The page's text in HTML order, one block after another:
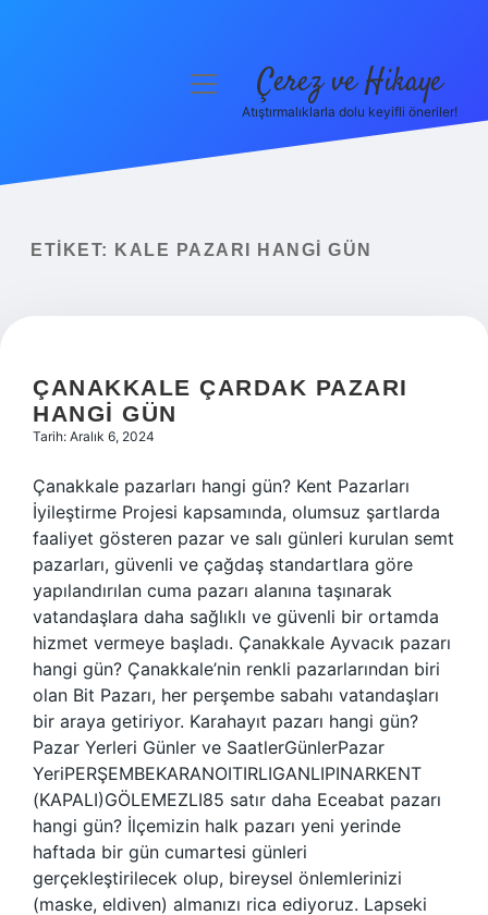
Yasal Uyarı
menüyü Çerez ve Hikaye
Atıştırmalıklarla dolu keyifli öneriler!
ETIKET: KALE PAZARI HANGI GÜN
ÇANAKKALE ÇARDAK PAZARI
HANGI GÜN
Tarih: Aralık 6, 2024
Çanakkale pazarları hangi gün? Kent Pazarları
İyileştirme Projesi kapsamında, olumsuz şartlarda
faaliyet gösteren pazar ve salı günleri kurulan semt
pazarları, güvenli ve çağdaş standartlara göre
yapılandırılan cuma pazarı alanına taşınarak
vatandaşlara daha sağlıklı ve güvenli bir ortamda
hizmet vermeye başladı. Çanakkale Ayvacık pazarı
hangi gün? Çanakkale’nin renkli pazarlarından biri
olan Bit Pazarı, her perşembe sabahı vatandaşları
bir araya getiriyor. Karahayıt pazarı hangi gün?
Pazar Yerleri Günler ve SaatlerGünlerPazar
YeriPERŞEMBEKARANOITIRLIGANLIPINARKENT
(KAPALI)GÖLEMEZLI85 satır daha Eceabat pazarı
hangi gün? İlçemizin halk pazarı yeni yerinde
haftada bir gün cumartesi günleri
gerçekleştirilecek olup, bireysel önlemlerinizi
(maske, eldiven) almanızı rica ediyoruz. Lapseki